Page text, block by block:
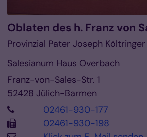
Oblaten des h. Franz von
Provinzial Pater Joseph Költringer
Salesianum Haus Overbach
Franz-von-Sales-Str. 1
52428 Jülich-Barmen
02461-930-177
02461-930-198